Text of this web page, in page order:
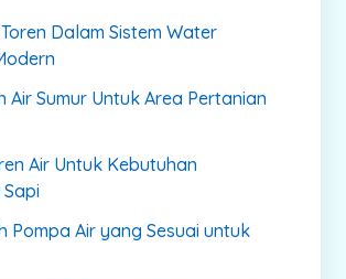
Dalam Sistem Water
Air Sumur Untuk Area Pertanian
Air Untuk Kebutuhan
Pompa Air yang Sesuai untuk